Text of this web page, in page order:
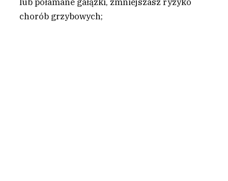
chorób grzybowych;